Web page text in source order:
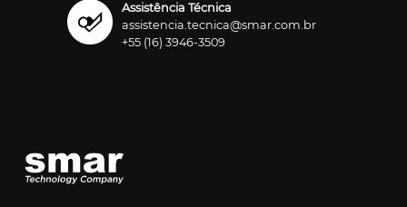
Assistência Técnica
assistencia.tecnica@smar.com.br
+55 (16) 3946-3509